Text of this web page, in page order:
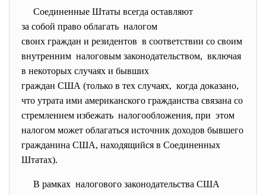
Соединенные Штаты всегда оставляют
за собой право облагать налогом
своих граждан и резидентов в соответствии со своим
внутренним налоговым законодательством, включая
в некоторых случаях и бывших
граждан США (только в тех случаях, когда доказано,
что утрата ими американского гражданства связана со
стремлением избежать налогообложения, при этом
налогом может облагаться источник доходов бывшего
гражданина США, находящийся в Соединенных
Штатах).
В рамках налогового законодательства США